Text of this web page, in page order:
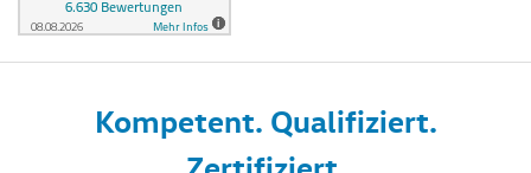
Kompetent. Qualifiziert.